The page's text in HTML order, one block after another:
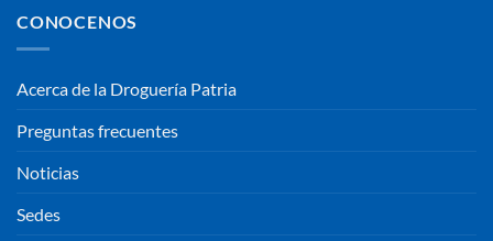
CONOCENOS
Acerca de la Droguería Patria
Preguntas frecuentes
Noticias
Sedes